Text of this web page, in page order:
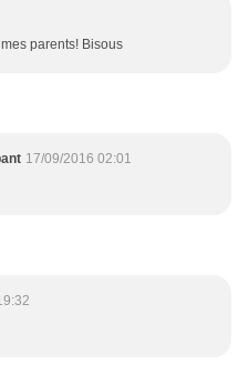
parents! Bisous
17/09/2016 02:01